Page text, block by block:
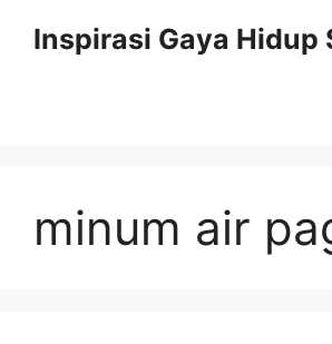
Inspirasi Gaya Hidup
minum air